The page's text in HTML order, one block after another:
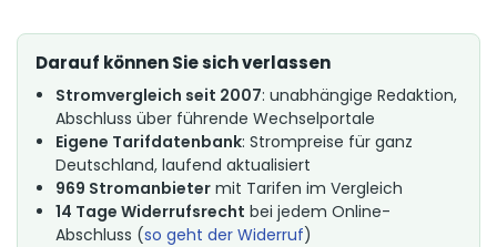
Darauf können Sie sich verlassen
Stromvergleich seit 2007: unabhängige Redaktion,
Abschluss über führende Wechselportale
Eigene Tarifdatenbank: Strompreise für ganz
Deutschland, laufend aktualisiert
969 Stromanbieter mit Tarifen im Vergleich
14 Tage Widerrufsrecht bei jedem Online-
Abschluss (so geht der Widerruf)